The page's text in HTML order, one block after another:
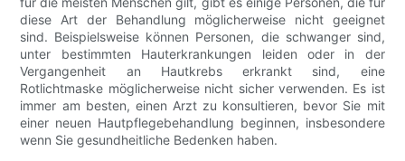
diese Art der Behandlung möglicherweise nicht geeignet
sind. Beispielsweise können Personen, die schwanger sind,
unter bestimmten Hauterkrankungen leiden oder in der
Vergangenheit an Hautkrebs erkrankt sind, eine
Rotlichtmaske möglicherweise nicht sicher verwenden. Es ist
immer am besten, einen Arzt zu konsultieren, bevor Sie mit
einer neuen Hautpflegebehandlung beginnen, insbesondere
wenn Sie gesundheitliche Bedenken haben.